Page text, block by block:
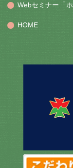
Webセミナー「
HOME